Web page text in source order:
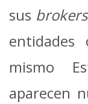
sus brokers
entidades
mismo
aparecen